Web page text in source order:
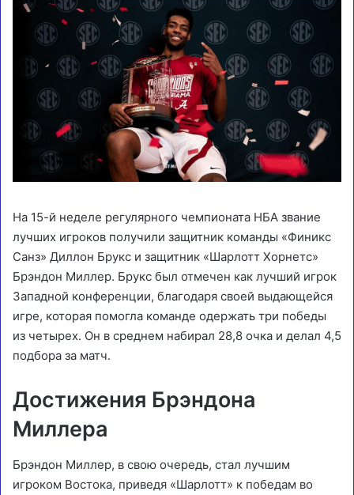
На 15-й неделе регулярного чемпионата НБА звание
лучших игроков получили защитник команды «Финикс
Санз» Диллон Брукс и защитник «Шарлотт Хорнетс»
Брэндон Миллер. Брукс был отмечен как лучший игрок
Западной конференции, благодаря своей выдающейся
игре, которая помогла команде одержать три победы
из четырех. Он в среднем набирал 28,8 очка и делал 4,5
подбора за матч.
Достижения Брэндона
Миллера
Брэндон Миллер, в свою очередь, стал лучшим
игроком Востока, приведя «Шарлотт» к победам во